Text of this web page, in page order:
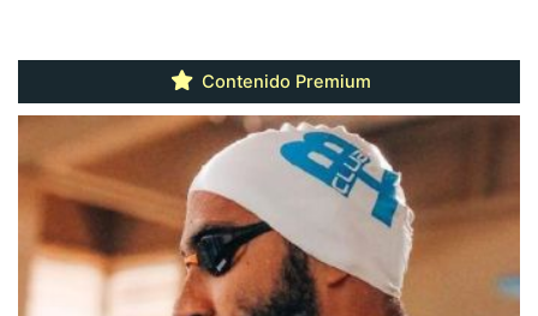
Contenido Premium